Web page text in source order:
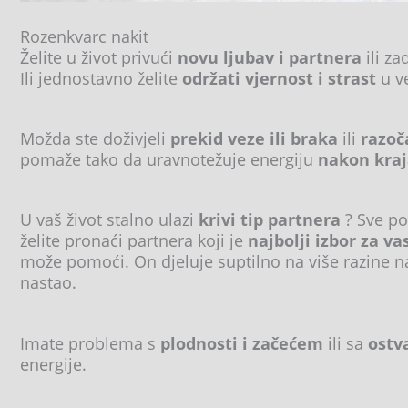
Rozenkvarc nakit
Želite u život privući novu ljubav i partnera ili
Ili jednostavno želite održati vjernost i strast u
Možda ste doživjeli prekid veze ili braka ili
pomaže tako da uravnotežuje energiju nakon
U vaš život stalno ulazi krivi tip partnera ? Sve
želite pronaći partnera koji je najbolji izbor za
može pomoći. On djeluje suptilno na više razine
nastao.
Imate problema s plodnosti i začećem ili sa
energije.